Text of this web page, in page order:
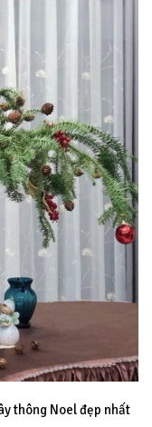
thông Noel đẹp nhất